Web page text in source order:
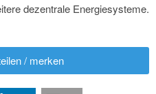
dezentrale Energiesysteme.
/ merken